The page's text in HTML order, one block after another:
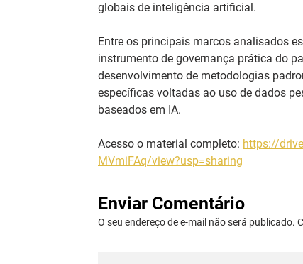
globais de inteligência artificial.
Entre os principais marcos analisados
instrumento de governança prática do
desenvolvimento de metodologias
específicas voltadas ao uso de dados
baseados em IA.
Acesso o material completo: https://
MVmiFAq/view?usp=sharing
Enviar Comentário
O seu endereço de e-mail não será